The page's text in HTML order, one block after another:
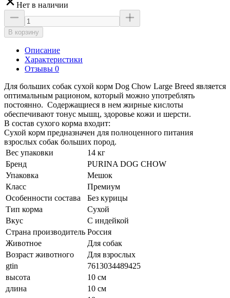
Нет в наличии
В корзину
Описание
Характеристики
Отзывы 0
Для больших собак сухой корм Dog Chow Large Breed является
оптимальным рационом, который можно употреблять
постоянно. Содержащиеся в нем жирные кислоты
обеспечивают тонус мышц, здоровье кожи и шерсти.
В состав сухого корма входит:
Сухой корм предназначен для полноценного питания
взрослых собак больших пород.
Вес упаковки
14 кг
Бренд
PURINA DOG CHOW
Упаковка
Мешок
Класс
Премиум
Особенности состава
Без курицы
Тип корма
Сухой
Вкус
С индейкой
Страна производитель Россия
Животное
Для собак
Возраст животного
Для взрослых
gtin
7613034489425
высота
10 см
длина
10 см